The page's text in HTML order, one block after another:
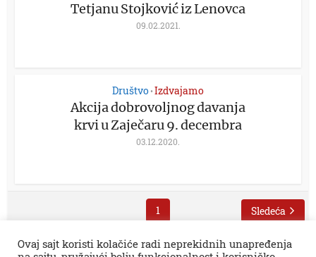
Tetjanu Stojković iz Lenovca
09.02.2021.
Društvo•Izdvajamo
Akcija dobrovoljnog davanja
krvi u Zaječaru 9. decembra
03.12.2020.
1 Sledeća
Ovaj sajt koristi kolačiće radi neprekidnih unapređenja